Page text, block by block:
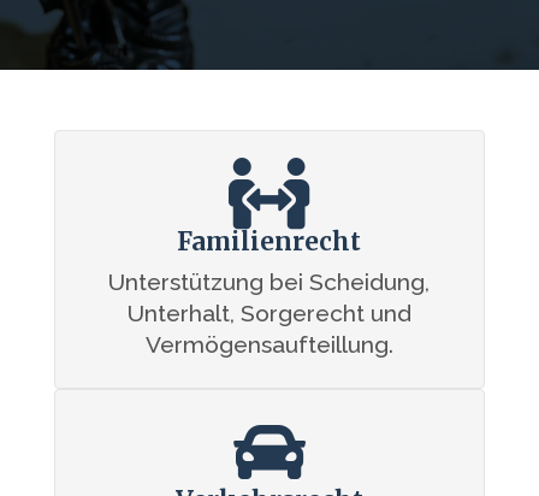

Familienrecht
Unterstützung bei Scheidung,
Unterhalt, Sorgerecht und
Vermögensaufteillung.
